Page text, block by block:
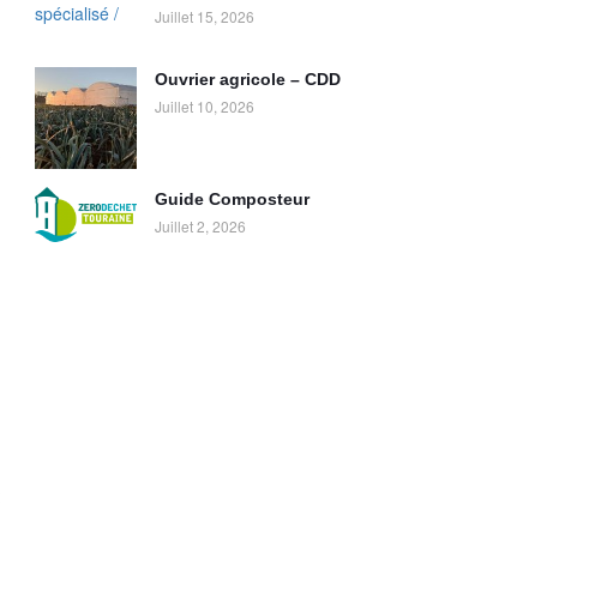
Juillet 15, 2026
Ouvrier agricole – CDD
Juillet 10, 2026
Guide Composteur
Juillet 2, 2026